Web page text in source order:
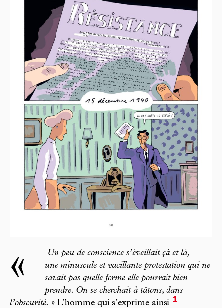
«
Un peu de conscience s’éveillait çà et là,
une minuscule et vacillante protestation qui ne
savait pas quelle forme elle pourrait bien
prendre. On se cherchait à tâtons, dans
l’obscurité. » L’homme qui s’exprime ainsi 1